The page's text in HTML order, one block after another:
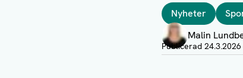
TaggarNyheter
Författare
Malin
Visa profil
Publicerad